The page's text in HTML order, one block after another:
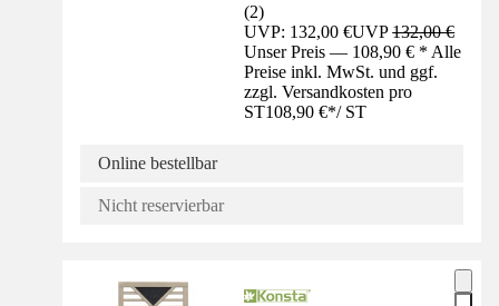
(2)
UVP: 132,00 €UVP132,00 €
Unser Preis — 108,90 € * Alle
Preise inkl. MwSt. und ggf.
zzgl. Versandkosten pro
ST108,90 €*/ ST
Online bestellbar
Nicht reservierbar